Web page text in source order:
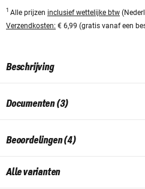
1 Alle prijzen inclusief wettelijke btw
Verzendkosten: € 6,99 (gratis vanaf een
Beschrijving
Documenten (3)
Beoordelingen (4)
Alle varianten